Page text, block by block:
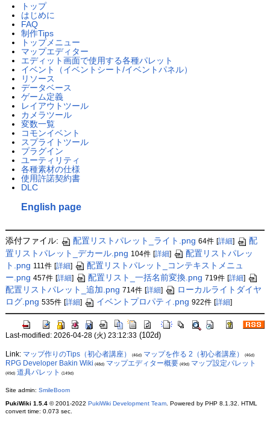
トップ
はじめに
FAQ
制作Tips
トップメニュー
マップエディター
エディット画面で使用する各種パレット
イベント（イベントシート/イベントパネル）
リソース
データベース
ゲーム定義
レイアウトツール
カメラツール
変数一覧
コモンイベント
スプライトツール
プラグイン
ユーティリティ
各種素材の仕様
使用許諾契約書
DLC
English page
添付ファイル: 配置リストパレット_ライト.png 64件 詳細
配
置リストパレット_デカール.png 104件 [詳細]
配置リストパレッ
ト.png 111件 [詳細]
配置リストパレット_コンテキストメニュ
ー.png 457件 [詳細] 配置リスト_一括名前変換.png 719件 [詳細]
配置リストパレット_追加.png 714件 [詳細]
ローカルライトダイヤ
ログ.png 535件 詳細 イベントプロパティ.png 922件 詳細
Last-modified: 2026-04-28 (火) 23:12:33(102d)
Link: マップ作りのTips（初心者講座） (46d) マップを作る 2（初心者講座） (46d)
RPG Developer Bakin Wiki (48d) マップエディター概要(49d) マップ設定パレット
(49d) 道具パレット (149d)
Site admin: SmileBoom
PukiWiki 1.5.4© 2001-2022 PukiWiki Development Team. Powered by PHP 8.1.32. HTML
convert time: 0.073 sec.